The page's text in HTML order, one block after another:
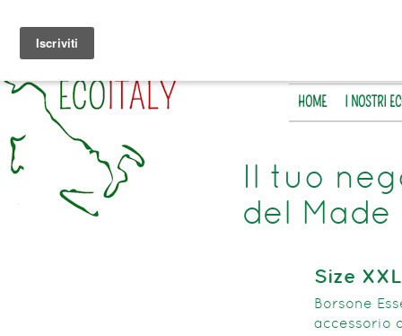
HOME I NOSTRI
Il tuo
del
Size
Borsone
accessorio